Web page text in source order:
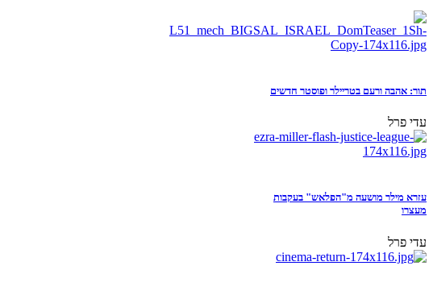
תור: אהבה ורעם בטריילר ופוסטר חדשים
עדי פרל
עזרא מילר מושעה מ"הפלאש" בעקבות
מעצרו
עדי פרל